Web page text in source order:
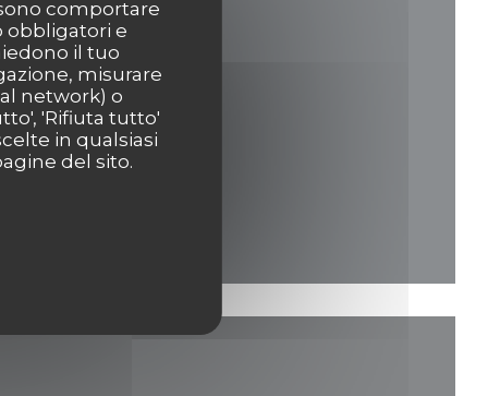
comportare
obbligatori e
il tuo
misurare
network) o
'Rifiuta tutto'
in qualsiasi
del sito.